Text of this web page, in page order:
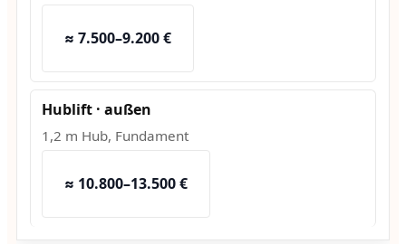
≈ 7.500–9.200 €
Hublift · außen
1,2 m Hub, Fundament
≈ 10.800–13.500 €